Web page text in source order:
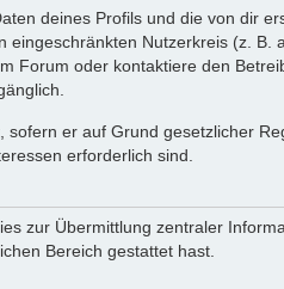
deines Profils und die von dir
Nutzerkreis (z. B.
Forum oder kontaktiere den
er auf Grund gesetzlicher
erforderlich sind.
zur Übermittlung zentraler
Bereich gestattet hast.